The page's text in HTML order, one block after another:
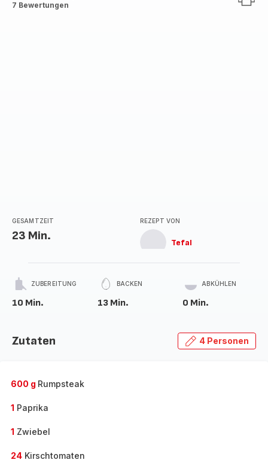
ratings.3.5
7 Bewertungen
GESAMTZEIT
23 Min.
REZEPT VON
Tefal
ZUBEREITUNG
10 Min.
BACKEN
13 Min.
ABKÜHLEN
0 Min.
Zutaten 4 Personen
600 g Rumpsteak
1 Paprika
1 Zwiebel
24 Kirschtomaten